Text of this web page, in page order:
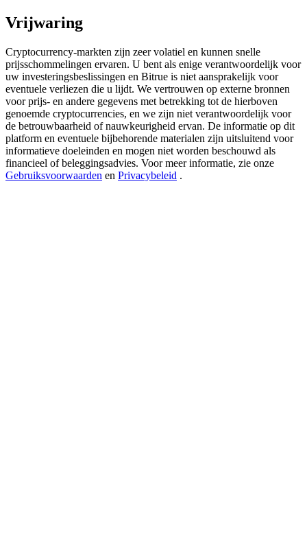
Register & Trade to Win 500,000 USDT
Precious Metals Trading Carnival
Trade Gold & Silver · 33,333 USDT Bonus
Vrijwaring
Cryptocurrency-markten zijn zeer volatiel en kunnen snelle
prijsschommelingen ervaren. U bent als enige verantwoordelijk voor
uw investeringsbeslissingen en Bitrue is niet aansprakelijk voor
eventuele verliezen die u lijdt. We vertrouwen op externe bronnen
voor prijs- en andere gegevens met betrekking tot de hierboven
genoemde cryptocurrencies, en we zijn niet verantwoordelijk voor
de betrouwbaarheid of nauwkeurigheid ervan. De informatie op dit
platform en eventuele bijbehorende materialen zijn uitsluitend voor
informatieve doeleinden en mogen niet worden beschouwd als
financieel of beleggingsadvies. Voor meer informatie, zie onze
Gebruiksvoorwaarden en Privacybeleid .